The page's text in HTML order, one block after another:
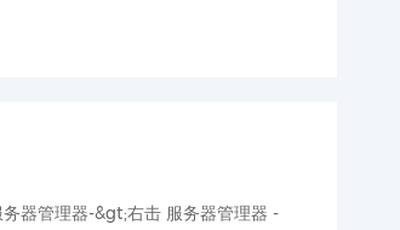
器管理器-&gt;右击 服务器管理器 -